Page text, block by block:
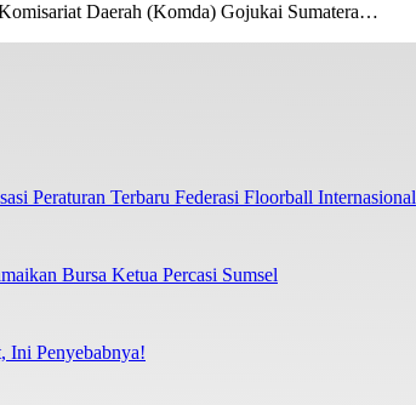
Daerah (Komda) Gojukai Sumatera…
Peraturan Terbaru Federasi Floorball Internasional
Bursa Ketua Percasi Sumsel
Ini Penyebabnya!